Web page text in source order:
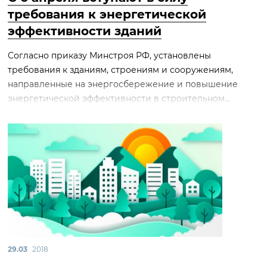
требования к энергетической
эффективности зданий
Согласно приказу Минстроя РФ, установлены
требования к зданиям, строениям и сооружениям,
направленные на энергосбережение и повышение
энергетической эффективности в строительном...
29.03 2018